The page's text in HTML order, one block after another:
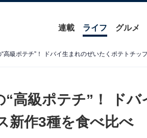
連載 ライフ グルメ
高級ポテチ”！ ドバイ生まれのぜいたくポテトチッ
“高級ポテチ”！ ド
新作3種を食べ比べ